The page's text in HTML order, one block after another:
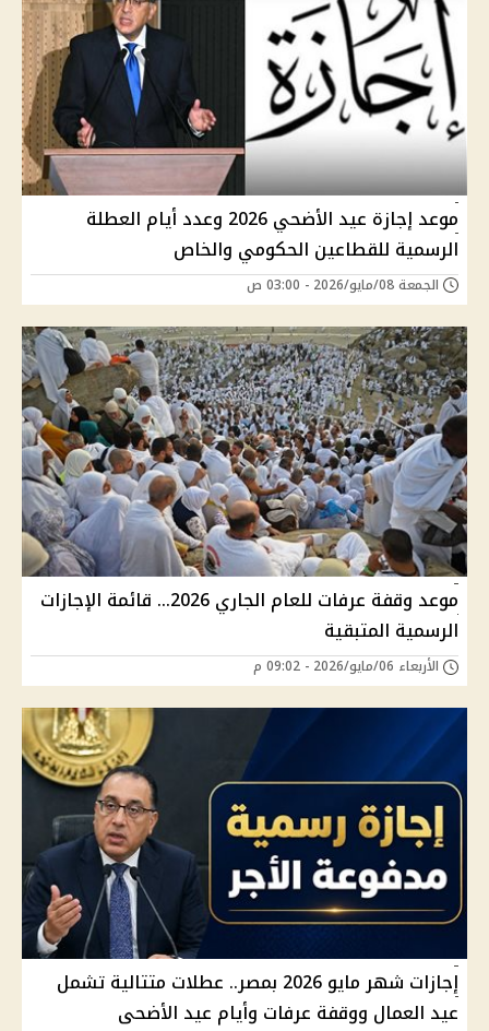
موعد إجازة عيد الأضحي 2026 وعدد أيام العطلة
الرسمية للقطاعين الحكومي والخاص
الجمعة 08/مايو/2026 - 03:00 ص
موعد وقفة عرفات للعام الجاري 2026… قائمة الإجازات
الرسمية المتبقية
الأربعاء 06/مايو/2026 - 09:02 م
إجازات شهر مايو 2026 بمصر.. عطلات متتالية تشمل
عيد العمال ووقفة عرفات وأيام عيد الأضحى